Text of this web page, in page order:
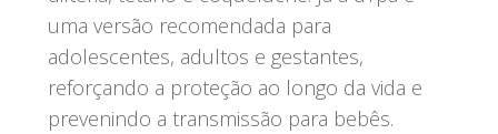
uma versão recomendada para
adolescentes, adultos e gestantes,
reforçando a proteção ao longo da vida e
prevenindo a transmissão para bebês.